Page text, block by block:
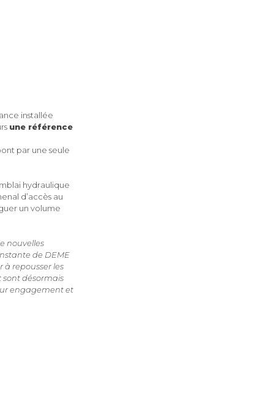
installée
une référence
par une seule
hydraulique
d’accès au
un volume
nouvelles
de DEME
à repousser les
sont désormais
engagement et